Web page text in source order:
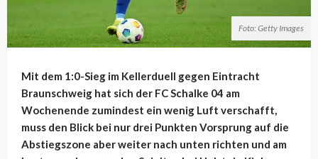
Foto: Getty Images
Mit dem 1:0-Sieg im Kellerduell gegen Eintracht
Braunschweig hat sich der FC Schalke 04 am
Wochenende zumindest ein wenig Luft verschafft,
muss den Blick bei nur drei Punkten Vorsprung auf die
Abstiegszone aber weiter nach unten richten und am